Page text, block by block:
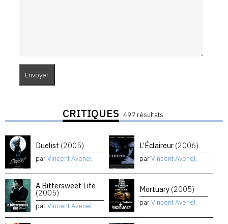
CRITIQUES 497 résultats
Duelist (2005)
parVincent Avenel
L’Éclaireur (2006)
parVincent Avenel
A Bittersweet Life
(2005)
parVincent Avenel
Mortuary (2005)
parVincent Avenel